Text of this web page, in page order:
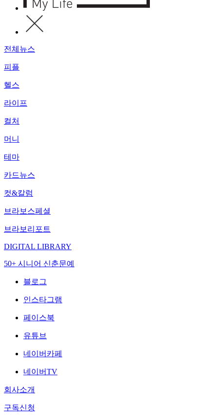
전체뉴스
피플
헬스
라이프
컬처
머니
테마
카드뉴스
컷&칼럼
브라보스페셜
브라보리포트
DIGITAL LIBRARY
50+ 시니어 신춘문예
블로그
인스타그램
페이스북
유튜브
네이버카페
네이버TV
회사소개
구독신청